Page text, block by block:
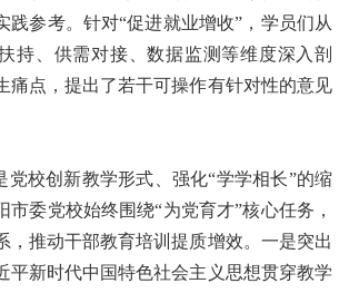
践参考。针对“促进就业增收”，学员们从
持、供需对接、数据监测等维度深入剖
痛点，提出了若干可操作有针对性的意见
党校创新教学形式、强化“学学相长”的缩
市委党校始终围绕“为党育才”核心任务，
，推动干部教育培训提质增效。一是突出
平新时代中国特色社会主义思想贯穿教学